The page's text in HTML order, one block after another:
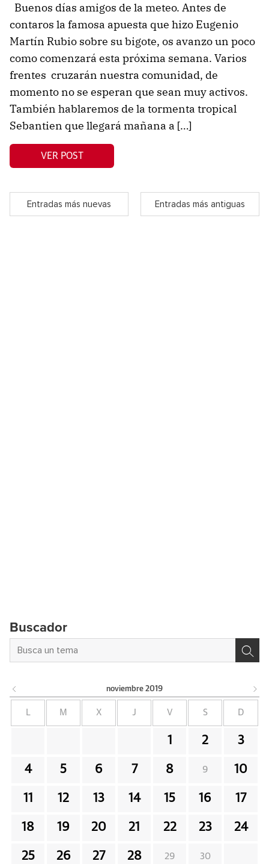
Buenos días amigos de la meteo. Antes de
contaros la famosa apuesta que hizo Eugenio
Martín Rubio sobre su bigote, os avanzo un poco
como comenzará esta próxima semana. Varios
frentes cruzarán nuestra comunidad, de
momento no se esperan que sean muy activos.
También hablaremos de la tormenta tropical
Sebantien que llegará mañana a […]
VER POST
Entradas más nuevas Entradas más antiguas
Buscador
noviembre 2019
L M X J V S D
1 2 3
4 5 6 7 8 9 10
11 12 13 14 15 16 17
18 19 20 21 22 23 24
25 26 27 28 29 30